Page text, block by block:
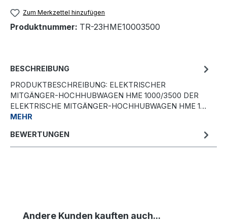
Zum Merkzettel hinzufügen
Produktnummer: TR-23HME10003500
BESCHREIBUNG
PRODUKTBESCHREIBUNG: ELEKTRISCHER
MITGÄNGER-HOCHHUBWAGEN HME 1000/3500 DER
ELEKTRISCHE MITGÄNGER-HOCHHUBWAGEN HME 1…
MEHR
BEWERTUNGEN
Produktgalerie überspringen
Andere Kunden kauften auch...